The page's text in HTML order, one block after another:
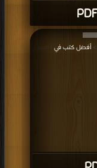
أفضل كتب في